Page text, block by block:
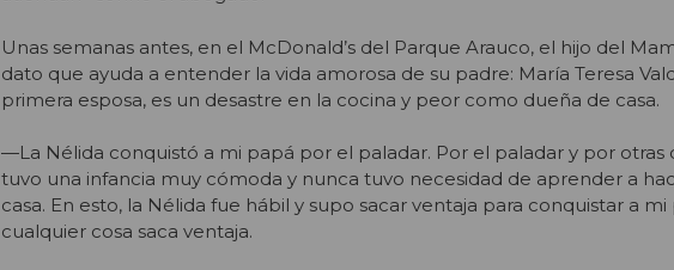
Unas semanas antes, en el McDonald’s del Parque Arauco, el hijo del
dato que ayuda a entender la vida amorosa de su padre: María Teresa
primera esposa, es un desastre en la cocina y peor como dueña de casa.
—La Nélida conquistó a mi papá por el paladar. Por el paladar y por otras
tuvo una infancia muy cómoda y nunca tuvo necesidad de aprender a
casa. En esto, la Nélida fue hábil y supo sacar ventaja para conquistar a mi
cualquier cosa saca ventaja.